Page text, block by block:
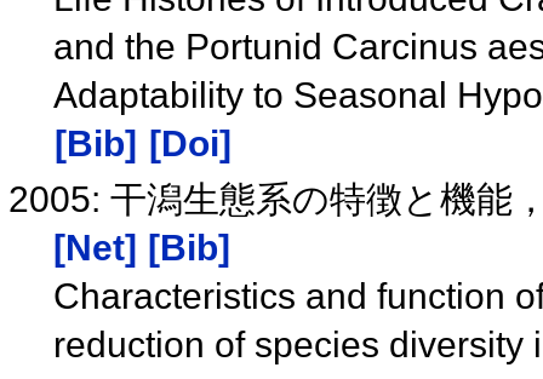
and the Portunid Carcinus
Adaptability to Seasonal
[Bib]
[Doi]
2005: 干潟生態系の特徴と機能
[Net] [Bib]
Characteristics and function
reduction of species diversity